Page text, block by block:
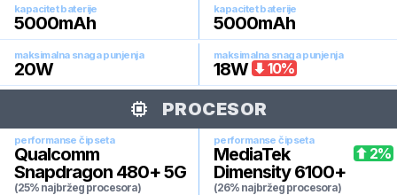
kapacitet baterije
5000mAh
kapacitet baterije
5000mAh
maksimalna snaga punjenja
20W
maksimalna snaga punjenja
18W 10%
PROCESOR
performanse čipseta
Qualcomm
Snapdragon 480+ 5G
(25% najbržeg procesora)
performanse čipseta
MediaTek
Dimensity 6100+
(26% najbržeg procesora)
2%